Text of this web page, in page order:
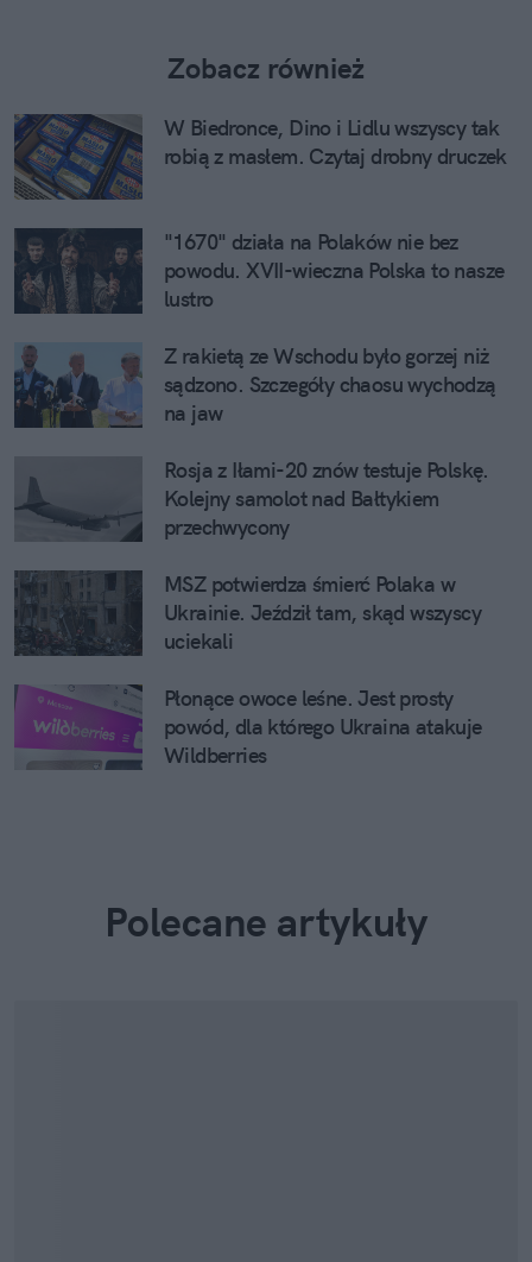
Zobacz również
W Biedronce, Dino i Lidlu wszyscy tak
robią z masłem. Czytaj drobny druczek
"1670" działa na Polaków nie bez
powodu. XVII-wieczna Polska to nasze
lustro
Z rakietą ze Wschodu było gorzej niż
sądzono. Szczegóły chaosu wychodzą
na jaw
Rosja z Iłami-20 znów testuje Polskę.
Kolejny samolot nad Bałtykiem
przechwycony
MSZ potwierdza śmierć Polaka w
Ukrainie. Jeździł tam, skąd wszyscy
uciekali
Płonące owoce leśne. Jest prosty
powód, dla którego Ukraina atakuje
Wildberries
Polecane artykuły